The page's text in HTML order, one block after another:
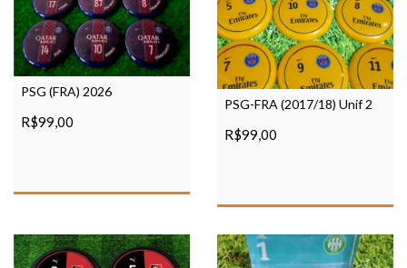
PSG (FRA) 2026
R$99,00
PSG-FRA (2017/18) Unif 2
R$99,00